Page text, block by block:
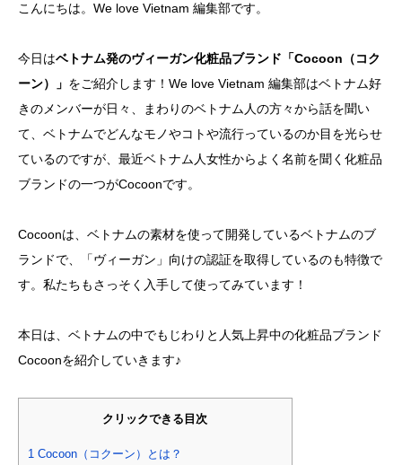
こんにちは。We love Vietnam 編集部です。
今日はベトナム発のヴィーガン化粧品ブランド「Cocoon（コク
ーン）」 をご紹介します！We love Vietnam 編集部はベトナム好
きのメンバーが日々、まわりのベトナム人の方々から話を聞い
て、ベトナムでどんなモノやコトや流行っているのか目を光らせ
ているのですが、最近ベトナム人女性からよく名前を聞く化粧品
ブランドの一つがCocoonです。
Cocoonは、ベトナムの素材を使って開発しているベトナムのブ
ランドで、「ヴィーガン」向けの認証を取得しているのも特徴で
す。私たちもさっそく入手して使ってみています！
本日は、ベトナムの中でもじわりと人気上昇中の化粧品ブランド
Cocoonを紹介していきます♪
クリックできる目次
1 Cocoon（コクーン）とは？